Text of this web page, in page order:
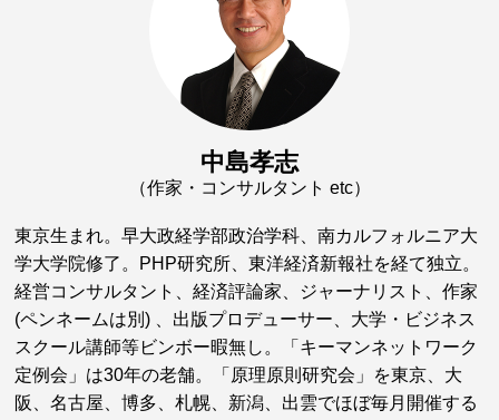
中島孝志
（作家・コンサルタント etc）
東京生まれ。早大政経学部政治学科、南カルフォルニア大
学大学院修了。PHP研究所、東洋経済新報社を経て独立。
経営コンサルタント、経済評論家、ジャーナリスト、作家
(ペンネームは別) 、出版プロデューサー、大学・ビジネス
スクール講師等ビンボー暇無し。「キーマンネットワーク
定例会」は30年の老舗。「原理原則研究会」を東京、大
阪、名古屋、博多、札幌、新潟、出雲でほぼ毎月開催する